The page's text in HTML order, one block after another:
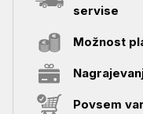
servise
Možnost
Povsem